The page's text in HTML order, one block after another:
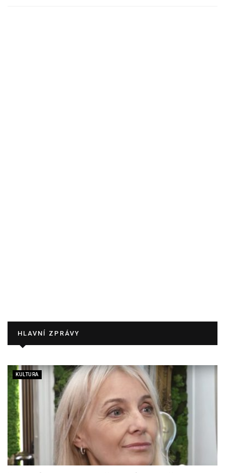
HLAVNÍ ZPRÁVY
KULTURA